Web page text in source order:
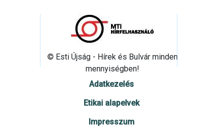
© Esti Újság - Hírek és Bulvár minden
mennyiségben!
Adatkezelés
Etikai alapelvek
Impresszum